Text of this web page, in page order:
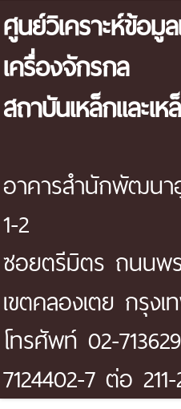
ศูนย์วิเคราะห์ข้อมู
เครื่องจักรกล
สถาบันเหล็กและเ
อาคารสำนักพัฒนา
1-2
ซอยตรีมิตร ถนนพ
เขตคลองเตย กรุงเ
โทรศัพท์ 02-
7124402-7 ต่อ 211-